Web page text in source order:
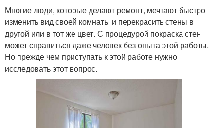
Многие люди, которые делают ремонт, мечтают быстро
изменить вид своей комнаты и перекрасить стены в
другой или в тот же цвет. С процедурой покраска стен
может справиться даже человек без опыта этой работы.
Но прежде чем приступать к этой работе нужно
исследовать этот вопрос.